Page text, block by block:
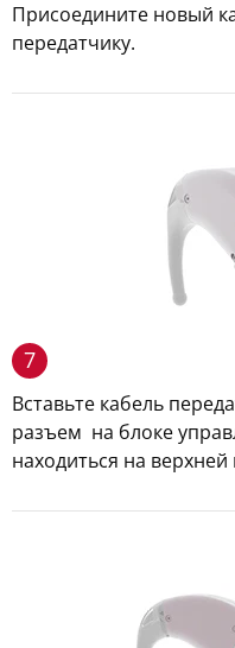
Присоедините новый
передатчику.
7
Вставьте кабель
разъем на блоке
находиться на